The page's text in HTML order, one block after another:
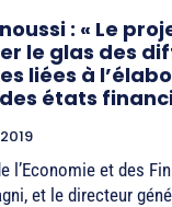
: « Le
le glas des
liées à
états
l’Economie et des
et le directeur